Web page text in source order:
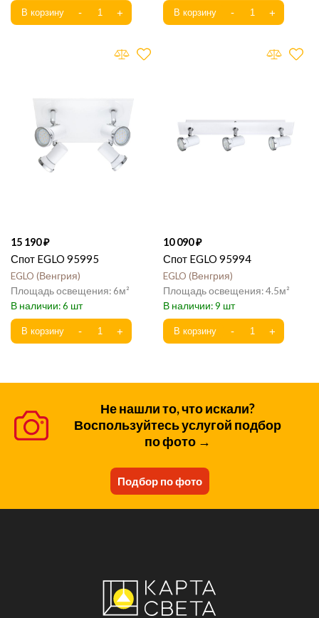
15 190
Спот EGLO 95995
EGLO Венгрия
6
6
10 090
Спот EGLO 95994
EGLO Венгрия
4.5
9
Не нашли то, что искали?
Воспользуйтесь услугой подбор
по фото →
Подбор по фото